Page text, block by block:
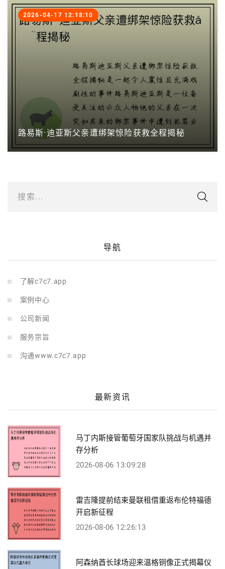
路易斯·迪亚斯父亲遭绑架惊险获救全程揭秘
2026-04-17 12:18:10
搜索...
导航
了解c7c7.app
案例中心
公司新闻
服务宗旨
沟通www.c7c7.app
最新资讯
马丁内斯接管葡萄牙国家队挑战与机遇并
存分析
2026-08-06 13:09:28
雷吉隆提前结束曼联租借重返布伦特福德
开启新征程
2026-08-06 12:26:13
阿森纳酋长球场迎来温格铜像正式揭幕仪